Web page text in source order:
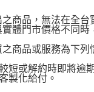
之商品，無法在全台
體門市價格不同時
之商品或服務為下
短或解約時即將逾
製化給付。